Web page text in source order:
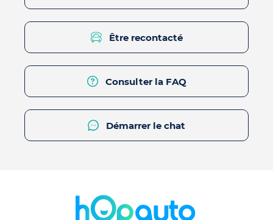
Être recontacté
Consulter la FAQ
Démarrer le chat